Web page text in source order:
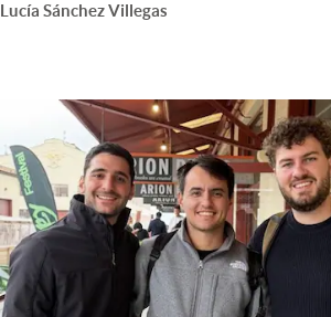
Lucía Sánchez Villegas